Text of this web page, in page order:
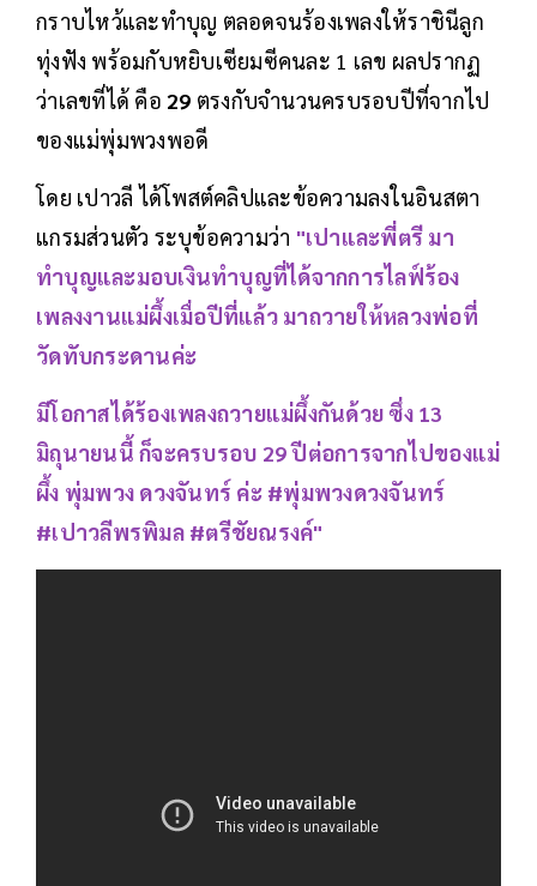
กราบไหว้และทำบุญ ตลอดจนร้องเพลงให้ราชินีลูก
ทุ่งฟัง พร้อมกับหยิบเซียมซีคนละ 1 เลข ผลปรากฏ
ว่าเลขที่ได้ คือ 29 ตรงกับจำนวนครบรอบปีที่จากไป
ของแม่พุ่มพวงพอดี
โดย เปาวลี ได้โพสต์คลิปและข้อความลงในอินสตา
แกรมส่วนตัว ระบุข้อความว่า "เปาและพี่ตรี มา
ทำบุญและมอบเงินทำบุญที่ได้จากการไลฟ์ร้อง
เพลงงานแม่ผึ้งเมื่อปีที่แล้ว มาถวายให้หลวงพ่อที่
วัดทับกระดานค่ะ
มีโอกาสได้ร้องเพลงถวายแม่ผึ้งกันด้วย ซึ่ง 13
มิถุนายนนี้ ก็จะครบรอบ 29 ปีต่อการจากไปของแม่
ผึ้ง พุ่มพวง ดวงจันทร์ ค่ะ #พุ่มพวงดวงจันทร์
#เปาวลีพรพิมล #ตรีชัยณรงค์"